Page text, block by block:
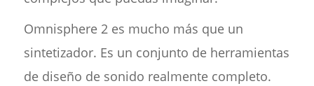
Omnisphere 2 es mucho más que un
sintetizador. Es un conjunto de herramientas
de diseño de sonido realmente completo.